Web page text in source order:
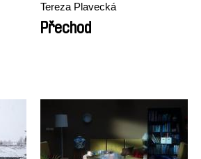
Tereza Plavecká
Přechod